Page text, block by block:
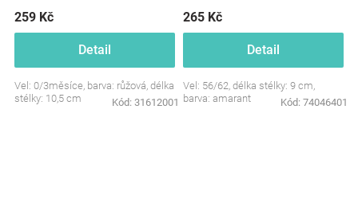
259 Kč
Detail
Vel: 0/3měsíce, barva: růžová, délka
stélky: 10,5 cm
Kód: 31612001
265 Kč
Detail
Vel: 56/62, délka stélky: 9 cm,
barva: amarant
Kód: 74046401